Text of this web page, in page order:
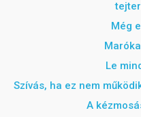
Még
Le
Szívás, ha ez nem
A